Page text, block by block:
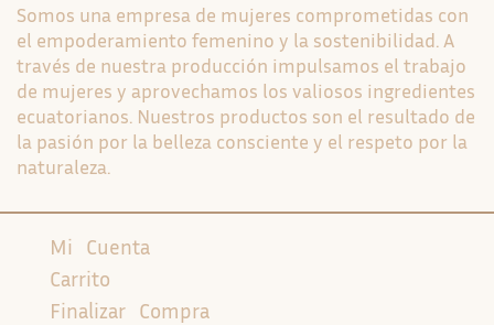
Somos una empresa de mujeres comprometidas con
el empoderamiento femenino y la sostenibilidad. A
través de nuestra producción impulsamos el trabajo
de mujeres y aprovechamos los valiosos ingredientes
ecuatorianos. Nuestros productos son el resultado de
la pasión por la belleza consciente y el respeto por la
naturaleza.
Mi Cuenta
Carrito
Finalizar Compra